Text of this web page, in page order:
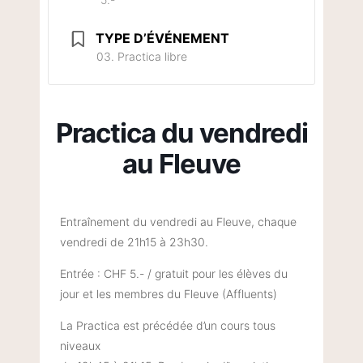
TYPE D’ÉVÉNEMENT
03. Practica libre
Practica du vendredi
au Fleuve
Entraînement du vendredi au Fleuve, chaque
vendredi de 21h15 à 23h30.
Entrée : CHF 5.- / gratuit pour les élèves du
jour et les membres du Fleuve (Affluents)
La Practica est précédée d’un cours tous
niveaux